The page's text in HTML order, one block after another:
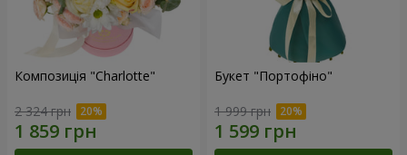
Композиція "Charlotte"
2 324 грн
Букет "Портофіно"
1 999 грн